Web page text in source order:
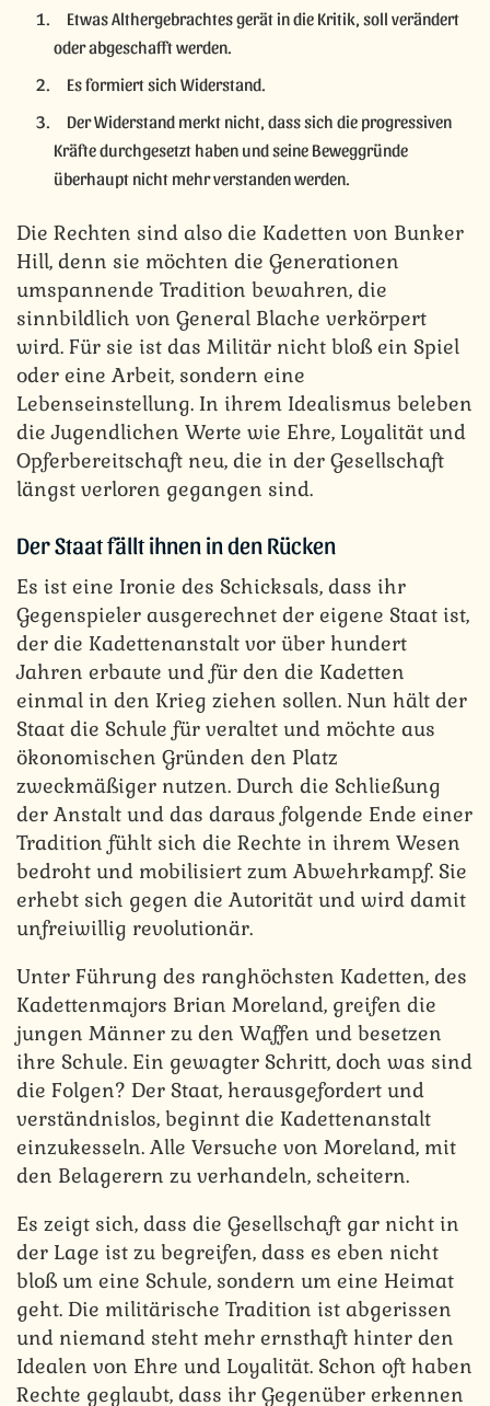
Etwas Althergebrachtes gerät in die Kritik, soll verändert
oder abgeschafft werden.
Es formiert sich Widerstand.
Der Widerstand merkt nicht, dass sich die progressiven
Kräfte durchgesetzt haben und seine Beweggründe
überhaupt nicht mehr verstanden werden.
Die Rechten sind also die Kadetten von Bunker
Hill, denn sie möchten die Generationen
umspannende Tradition bewahren, die
sinnbildlich von General Blache verkörpert
wird. Für sie ist das Militär nicht bloß ein Spiel
oder eine Arbeit, sondern eine
Lebenseinstellung. In ihrem Idealismus beleben
die Jugendlichen Werte wie Ehre, Loyalität und
Opferbereitschaft neu, die in der Gesellschaft
längst verloren gegangen sind.
Der Staat fällt ihnen in den Rücken
Es ist eine Ironie des Schicksals, dass ihr
Gegenspieler ausgerechnet der eigene Staat ist,
der die Kadettenanstalt vor über hundert
Jahren erbaute und für den die Kadetten
einmal in den Krieg ziehen sollen. Nun hält der
Staat die Schule für veraltet und möchte aus
ökonomischen Gründen den Platz
zweckmäßiger nutzen. Durch die Schließung
der Anstalt und das daraus folgende Ende einer
Tradition fühlt sich die Rechte in ihrem Wesen
bedroht und mobilisiert zum Abwehrkampf. Sie
erhebt sich gegen die Autorität und wird damit
unfreiwillig revolutionär.
Unter Führung des ranghöchsten Kadetten, des
Kadettenmajors Brian Moreland, greifen die
jungen Männer zu den Waffen und besetzen
ihre Schule. Ein gewagter Schritt, doch was sind
die Folgen? Der Staat, herausgefordert und
verständnislos, beginnt die Kadettenanstalt
einzukesseln. Alle Versuche von Moreland, mit
den Belagerern zu verhandeln, scheitern.
Es zeigt sich, dass die Gesellschaft gar nicht in
der Lage ist zu begreifen, dass es eben nicht
bloß um eine Schule, sondern um eine Heimat
geht. Die militärische Tradition ist abgerissen
und niemand steht mehr ernsthaft hinter den
Idealen von Ehre und Loyalität. Schon oft haben
Rechte geglaubt, dass ihr Gegenüber erkennen